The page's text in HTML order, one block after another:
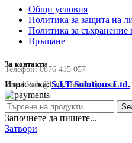
Общи условия
Политика за защита на
Политика за съхранение
Връщане
За контакти
Телефон:0876 415 057
Email:sale@happyfamilybg.com
Изработка:S.I.T Solutions Ltd.
Започнете да пишете...
Затвори